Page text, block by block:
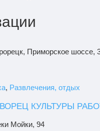
Приморское шоссе,
, Развлечения, отдых
КУЛЬТУРЫ
Мойки, 94